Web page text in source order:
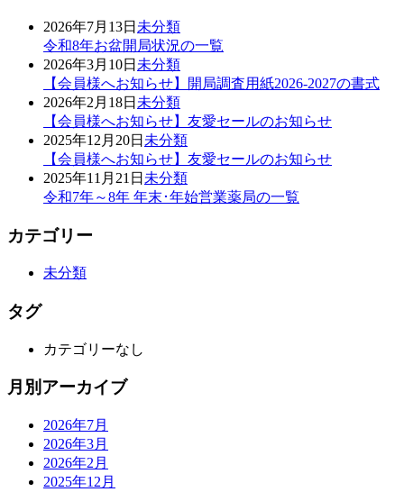
2026年7月13日 未分類
令和8年お盆開局状況の一覧
2026年3月10日 未分類
【会員様へお知らせ】開局調査用紙2026-2027の書式
2026年2月18日 未分類
【会員様へお知らせ】友愛セールのお知らせ
2025年12月20日 未分類
【会員様へお知らせ】友愛セールのお知らせ
2025年11月21日 未分類
令和7年～8年 年末･年始営業薬局の一覧
カテゴリー
未分類
タグ
カテゴリーなし
月別アーカイブ
2026年7月
2026年3月
2026年2月
2025年12月